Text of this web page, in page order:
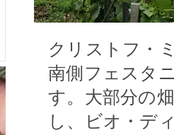
クリストフ・
南側フェスタ
す。大部分の
し、ビオ・デ